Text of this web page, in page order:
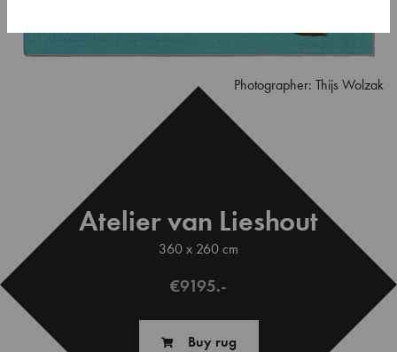
Photographer: Thijs Wolzak
Atelier van Lieshout
360 x 260 cm
€9195.-
Buy rug